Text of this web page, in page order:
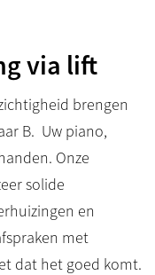
via lift
brengen
B. Uw piano,
Onze
solide
en
met
dat het goed komt.